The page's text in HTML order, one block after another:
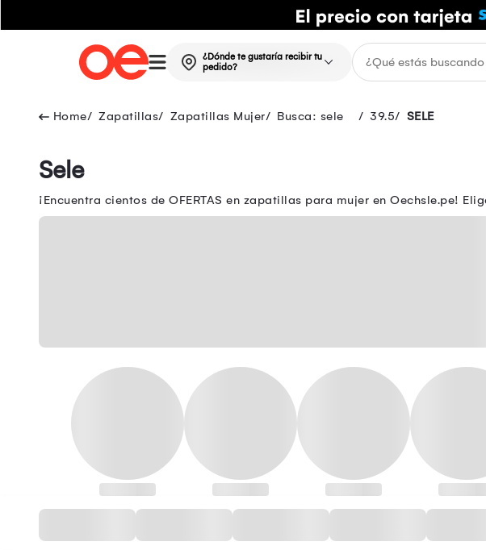
¿Dónde te gustaría recibir tu
pedido?
Zapatillas Zapatillas Mujer Busca: sele 39.5 SELE
Sele
¡Encuentra cientos de OFERTAS en zapatillas para mujer en Oechsle.pe!